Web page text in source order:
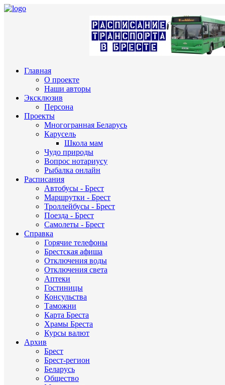
Главная
О проекте
Наши авторы
Эксклюзив
Персона
Проекты
Многогранная Беларусь
Карусель
Школа мам
Чудо природы
Вопрос нотариусу
Рыбалка онлайн
Расписания
Автобусы - Брест
Маршрутки - Брест
Троллейбусы - Брест
Поезда - Брест
Самолеты - Брест
Справка
Горячие телефоны
Брестская афиша
Отключения воды
Отключения света
Аптеки
Гостиницы
Консульства
Таможни
Карта Бреста
Храмы Бреста
Курсы валют
Архив
Брест
Брест-регион
Беларусь
Общество